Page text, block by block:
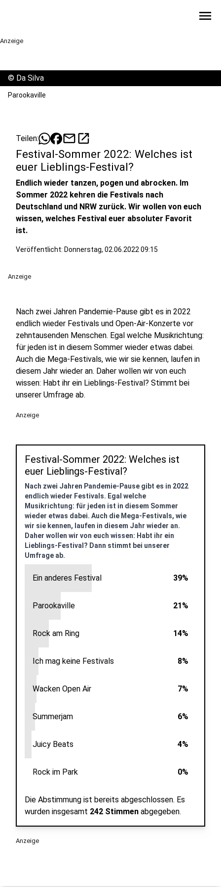
menu
Anzeige
© Da Silva
Parookaville
Teilen: mailopen_in_new
Festival-Sommer 2022: Welches ist
euer Lieblings-Festival?
Endlich wieder tanzen, pogen und abrocken. Im
Sommer 2022 kehren die Festivals nach
Deutschland und NRW zurück. Wir wollen von euch
wissen, welches Festival euer absoluter Favorit
ist.
Veröffentlicht: Donnerstag, 02.06.2022 09:15
Anzeige
Nach zwei Jahren Pandemie-Pause gibt es in 2022
endlich wieder Festivals und Open-Air-Konzerte vor
zehntausenden Menschen. Egal welche Musikrichtung:
für jeden ist in diesem Sommer wieder etwas dabei.
Auch die Mega-Festivals, wie wir sie kennen, laufen in
diesem Jahr wieder an. Daher wollen wir von euch
wissen: Habt ihr ein Lieblings-Festival? Stimmt bei
unserer Umfrage ab.
Anzeige
Festival-Sommer 2022: Welches ist
euer Lieblings-Festival?
Nach zwei Jahren Pandemie-Pause gibt es in 2022
endlich wieder Festivals. Egal welche
Musikrichtung: für jeden ist in diesem Sommer
wieder etwas dabei. Auch die Mega-Festivals, wie
wir sie kennen, laufen in diesem Jahr wieder an.
Daher wollen wir von euch wissen: Habt ihr ein
Lieblings-Festival? Dann stimmt bei unserer
Umfrage ab.
Ein anderes Festival 39%
Parookaville 21%
Rock am Ring 14%
Ich mag keine Festivals 8%
Wacken Open Air 7%
Summerjam 6%
Juicy Beats 4%
Rock im Park 0%
Die Abstimmung ist bereits abgeschlossen. Es
wurden insgesamt 242 Stimmen abgegeben.
Anzeige